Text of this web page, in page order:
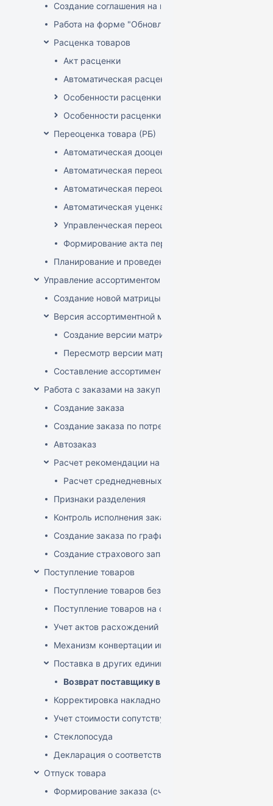
Создание соглашения на поставку
Работа на форме "Обновление розничных цен"
Расценка товаров
Акт расценки
Автоматическая расценка при проведении
Особенности расценки в РБ
Особенности расценки РФ
Переоценка товара (РБ)
Автоматическая дооценка товаров
Автоматическая переоценка акционного товара
Автоматическая переоценка по прайсам и
Автоматическая уценка товаров
Управленческая переоценка
Формирование акта переоценки
Планирование и проведение акций
Управление ассортиментом магазинов
Создание новой матрицы
Версия ассортиментной матрицы
Создание версии матрицы
Пересмотр версии матрицы
Составление ассортимента магазина
Работа с заказами на закупку
Создание заказа
Создание заказа по потребностям
Автозаказ
Расчет рекомендации на закупку
Расчет среднедневных продаж
Признаки разделения
Контроль исполнения заказов поставщиком
Создание заказа по графику
Создание страхового запаса
Поступление товаров
Поступление товаров без заказа
Поступление товаров на основе заказа
Учет актов расхождений при поступлении товаров
Механизм конвертации инвойсов из иностранной
Поставка в других единицах
Возврат поставщику в других единицах
Корректировка накладной (РФ)
Учет стоимости сопутствующих услуг в приходе
Стеклопосуда
Декларация о соответствии
Отпуск товара
Формирование заказа (счета-фактуры)